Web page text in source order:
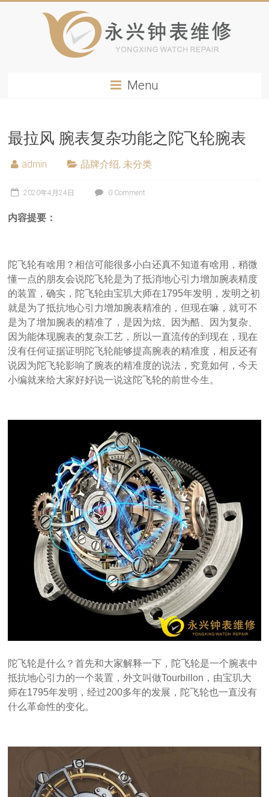
Menu
最拉风 腕表复杂功能之陀飞轮腕表
admin 品牌介绍,未分类
2020年4月24日 0 Comment
内容提要：
陀飞轮有啥用？相信可能很多小白还真不知道有啥用，稍微
懂一点的朋友会说陀飞轮是为了抵消地心引力增加腕表精度
的装置，确实，陀飞轮由宝玑大师在1795年发明，发明之初
就是为了抵抗地心引力增加腕表精准的，但现在嘛，就可不
是为了增加腕表的精准了，是因为炫、因为酷、因为复杂、
因为能体现腕表的复杂工艺，所以一直流传的到现在，现在
没有任何证据证明陀飞轮能够提高腕表的精准度，相反还有
说因为陀飞轮影响了腕表的精准度的说法，究竟如何，今天
小编就来给大家好好说一说这陀飞轮的前世今生。
陀飞轮是什么？首先和大家解释一下，陀飞轮是一个腕表中
抵抗地心引力的一个装置，外文叫做Tourbillon，由宝玑大
师在1795年发明，经过200多年的发展，陀飞轮也一直没有
什么革命性的变化。